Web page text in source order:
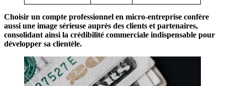
Choisir un compte professionnel en micro-entreprise confère
aussi une image sérieuse auprès des clients et partenaires,
consolidant ainsi la crédibilité commerciale indispensable pour
développer sa clientèle.